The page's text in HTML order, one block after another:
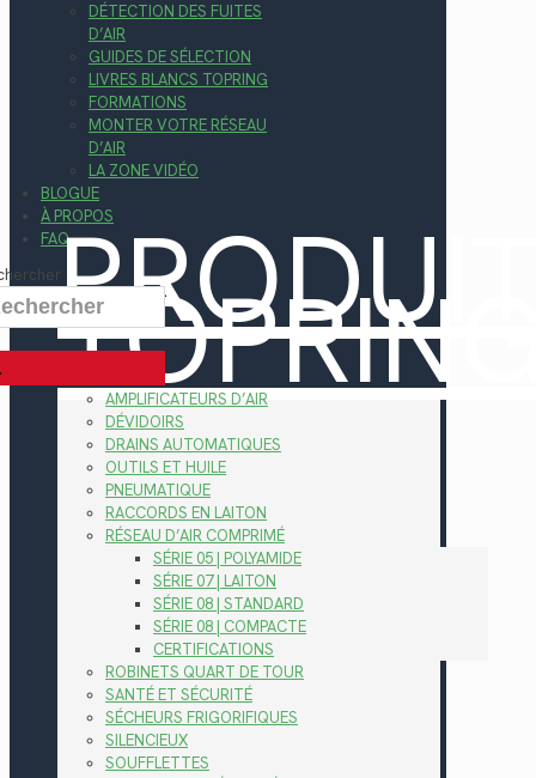
DÉTECTION DES FUITES
D’AIR
GUIDES DE SÉLECTION
LIVRES BLANCS TOPRING
FORMATIONS
MONTER VOTRE RÉSEAU
D’AIR
LA ZONE VIDÉO
BLOGUE
À PROPOS
FAQ
AMPLIFICATEURS D’AIR
DÉVIDOIRS
DRAINS AUTOMATIQUES
OUTILS ET HUILE
PNEUMATIQUE
RACCORDS EN LAITON
RÉSEAU D’AIR COMPRIMÉ
SÉRIE 05 | POLYAMIDE
SÉRIE 07 | LAITON
SÉRIE 08 | STANDARD
SÉRIE 08 | COMPACTE
CERTIFICATIONS
ROBINETS QUART DE TOUR
SANTÉ ET SÉCURITÉ
SÉCHEURS FRIGORIFIQUES
SILENCIEUX
SOUFFLETTES